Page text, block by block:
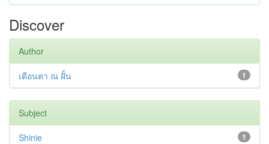
Discover
Author
1
เตือนตา ณ ฝั้น
Subject
1
Shinie